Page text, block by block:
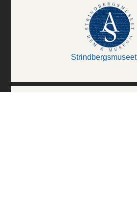
Strindbergsmuseet